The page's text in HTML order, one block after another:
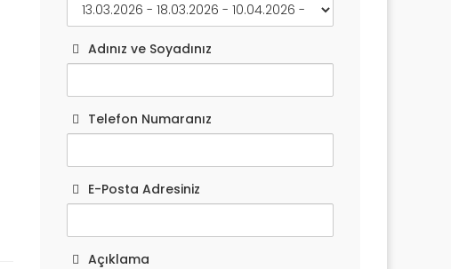
Adınız ve Soyadınız
Telefon Numaranız
E-Posta Adresiniz
Açıklama